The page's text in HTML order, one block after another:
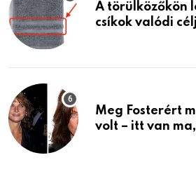
A törülközőkön
csíkok valódi
Meg Fosterért
volt – itt van